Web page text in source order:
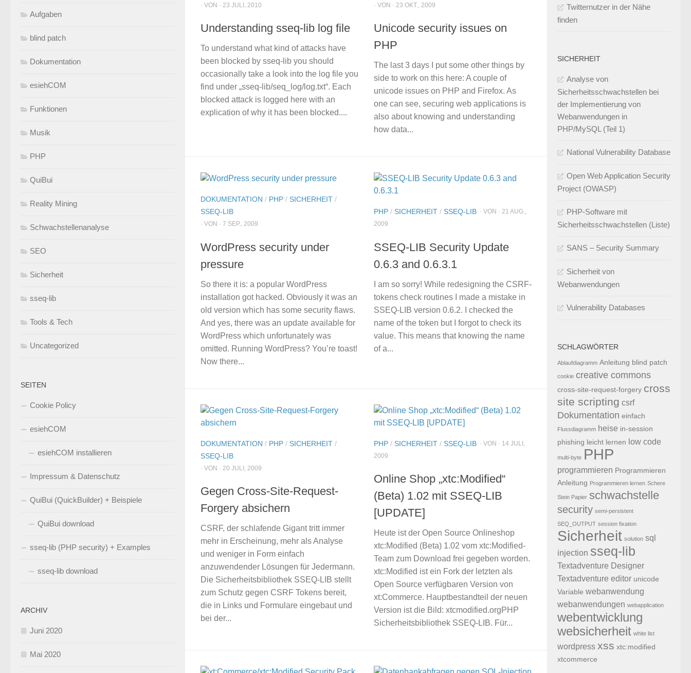
· VON · 23 JULI, 2010
Understanding sseq-lib log file
To understand what kind of attacks have
been blocked by sseq-lib you should
occasionally take a look into the log file you
find under „sseq-lib/seq_log/log.txt“. Each
blocked attack is logged here with an
explication of why it has been blocked....
· VON · 23 OKT., 2009
Unicode security issues on
PHP
The last 3 days I put some other things by
side to work on this here: A couple of
unicode issues on PHP and Firefox. As
one can see, securing web applications is
also about knowing and understanding
how data...
DOKUMENTATION / PHP / SICHERHEIT /
SSEQ-LIB
· VON · 7 SEP., 2009
WordPress security under
pressure
So there it is: a popular WordPress
installation got hacked. Obviously it was an
old version which has some security flaws.
And yes, there was an update available for
WordPress which unfortunately was
omitted. Running WordPress? You’re toast!
Now there...
PHP / SICHERHEIT / SSEQ-LIB · VON · 21 AUG.,
2009
SSEQ-LIB Security Update
0.6.3 and 0.6.3.1
I am so sorry! While redesigning the CSRF-
tokens check routines I made a mistake in
SSEQ-LIB version 0.6.2. I checked the
name of the token but I forgot to check its
value. This means that knowing the name
of a...
DOKUMENTATION / PHP / SICHERHEIT /
SSEQ-LIB
· VON · 20 JULI, 2009
Gegen Cross-Site-Request-
Forgery absichern
CSRF, der schlafende Gigant tritt immer
mehr in Erscheinung, mehr als Analyse
und weniger in Form einfach
anzuwendender Lösungen für Jedermann.
Die Sicherheitsbibliothek SSEQ-LIB stellt
zum Schutz gegen CSRF Tokens bereit,
die in Links und Formulare eingebaut und
bei der...
PHP / SICHERHEIT / SSEQ-LIB · VON · 14 JULI,
2009
Online Shop „xtc:Modified“
(Beta) 1.02 mit SSEQ-LIB
[UPDATE]
Heute ist der Open Source Onlineshop
xtc:Modified (Beta) 1.02 vom xtc:Modified-
Team zum Download frei gegeben worden.
xtc:Modified ist ein Fork der letzten als
Open Source verfügbaren Version von
xt:Commerce. Hauptbestandteil der neuen
Version ist die Bild: xtcmodified.orgPHP
Sicherheitsbibliothek SSEQ-LIB. Für...
Aufgaben
blind patch
Dokumentation
esiehCOM
Funktionen
Musik
PHP
QuiBui
Reality Mining
Schwachstellenanalyse
SEO
Sicherheit
sseq-lib
Tools & Tech
Uncategorized
SEITEN
Cookie Policy
esiehCOM
esiehCOM installieren
Impressum & Datenschutz
QuiBui (QuickBuilder) + Beispiele
QuiBui download
sseq-lib (PHP security) + Examples
sseq-lib download
ARCHIV
Juni 2020
Mai 2020
Twitternutzer in der Nähe
finden
SICHERHEIT
Analyse von
Sicherheitsschwachstellen bei
der Implementierung von
Webanwendungen in
PHP/MySQL (Teil 1)
National Vulnerability Database
Open Web Application Security
Project (OWASP)
PHP-Software mit
Sicherheitsschwachstellen (Liste)
SANS – Security Summary
Sicherheit von
Webanwendungen
Vulnerability Databases
SCHLAGWÖRTER
Ablaufdiagramm Anleitung blind patch
cookie creative commons
cross-site-request-forgery cross
site scripting csrf
Dokumentation einfach
Flussdiagramm heise in-session
phishing leicht lernen low code
multi-byte PHP
programmieren Programmieren
Anleitung Programmieren lernen Schere
Stein Papier schwachstelle
security semi-persistent
SEQ_OUTPUT session fixation
Sicherheit solution sql
injection sseq-lib
Textadventure Designer
Textadventure editor unicode
Variable webanwendung
webanwendungen webapplication
webentwicklung
websicherheit white list
wordpress xss xtc:modified
xtcommerce